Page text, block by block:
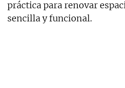
práctica para renovar
sencilla y funcional.